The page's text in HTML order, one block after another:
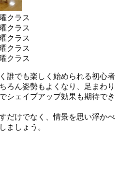
誰でも楽しく始められる初心者
ろん姿勢もよくなり、足まわり
シェイプアップ効果も期待でき
だけでなく、情景を思い浮かべ
ましょう。